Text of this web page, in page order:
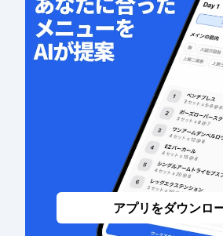
アプリをダウンロ